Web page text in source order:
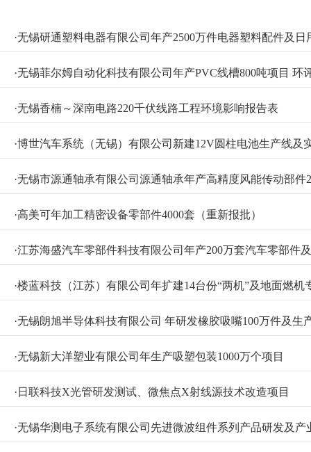
·无锡研通塑料电器有限公司年产2500万件电器塑料配件及
·无锡菲尔姆自动化科技有限公司年产PVC线槽800吨项目 环
·无锡香楠～深南电路220千伏线路工程环境影响报告表
·博世汽车系统（无锡）有限公司新建12V圆柱电池生产线及
·无锡市源通轴承有限公司源通轴承年产高精度风能传动部件
·高美可年加工精密设备零部件4000套（重新报批）
·江苏海盛汽车零部件科技有限公司年产200万套汽车零部件
·楼蓝科技（江苏）有限公司年扩建14台份“两机”及地面燃
·无锡朗旭半导体科技有限公司 年研发橡胶吸嘴100万件及生
·无锡新大洋塑业有限公司年生产吸塑包装1000万个项目
· 日联科技X光管研发测试、微焦点X射线源技术改造项目
·无锡华测电子系统有限公司先进微波组件系列产品研发及产